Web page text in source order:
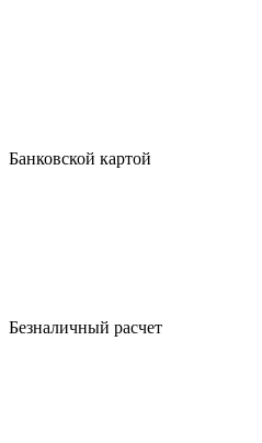
Банковской картой
Безналичный расчет